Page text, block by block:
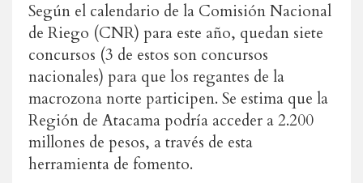
Según el calendario de la Comisión Nacional
de Riego (CNR) para este año, quedan siete
concursos (3 de estos son concursos
nacionales) para que los regantes de la
macrozona norte participen. Se estima que la
Región de Atacama podría acceder a 2.200
millones de pesos, a través de esta
herramienta de fomento.